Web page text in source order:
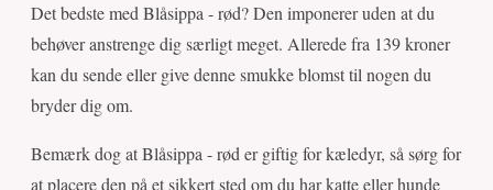
Det bedste med Blåsippa - rød? Den imponerer uden at du
behøver anstrenge dig særligt meget. Allerede fra 139 kroner
kan du sende eller give denne smukke blomst til nogen du
bryder dig om.
Bemærk dog at Blåsippa - rød er giftig for kæledyr, så sørg for
at placere den på et sikkert sted om du har katte eller hunde